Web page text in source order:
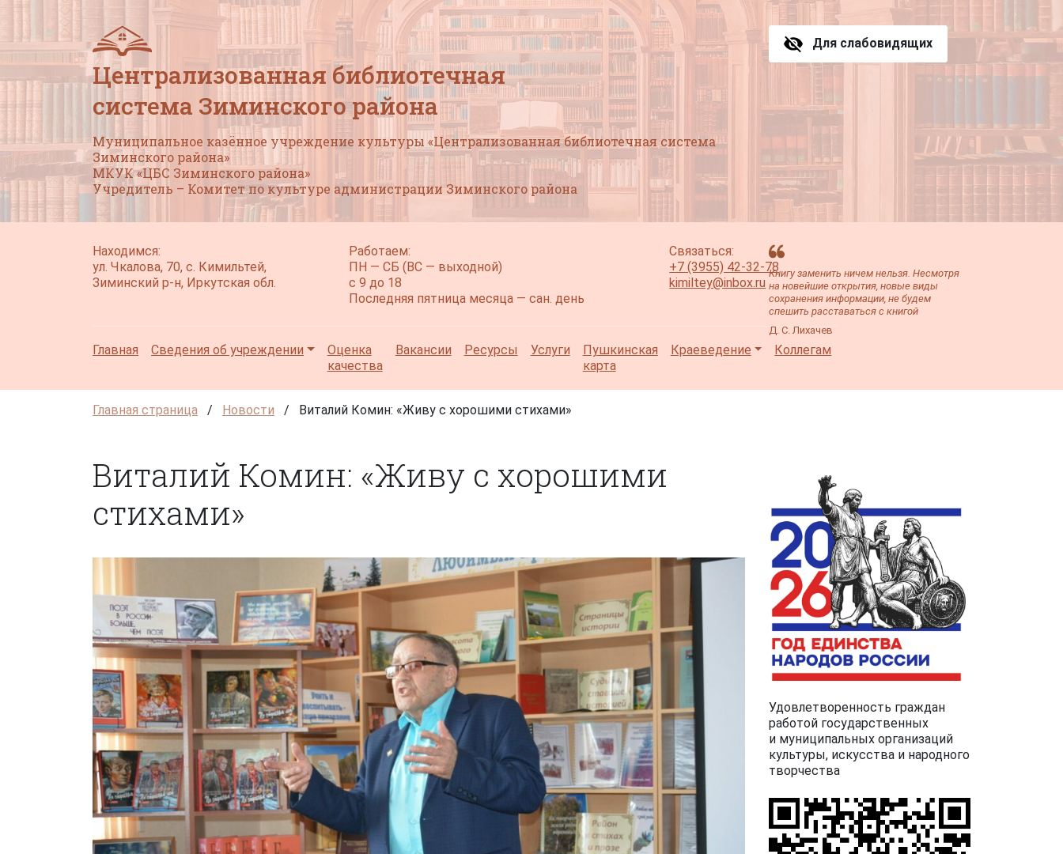
Централизованная библиотечная
система Зиминского района
Муниципальное казённое учреждение культуры «Централизованная библиотечная система
Зиминского района»
МКУК «ЦБС Зиминского района»
Учредитель – Комитет по культуре администрации Зиминского района
Для слабовидящих
Находимся:
ул. Чкалова, 70, с. Кимильтей,
Зиминский р-н, Иркутская обл.
Работаем:
ПН — СБ (ВС — выходной)
с 9 до 18
Последняя пятница месяца — сан. день
Связаться:
+7 (3955) 42-32-78
kimiltey@inbox.ru
Главная Сведения об учреждении
Оценка
качества
Вакансии Ресурсы Услуги
Пушкинская
карта
Краеведение Коллегам
Книгу заменить ничем нельзя. Несмотря
на новейшие открытия, новые виды
сохранения информации, не будем
спешить расставаться с книгой
Д. С. Лихачев
Главная страница / Новости / Виталий Комин: «Живу с хорошими стихами»
Виталий Комин: «Живу с хорошими
стихами»
Удовлетворенность граждан
работой государственных
и муниципальных организаций
культуры, искусства и народного
творчества